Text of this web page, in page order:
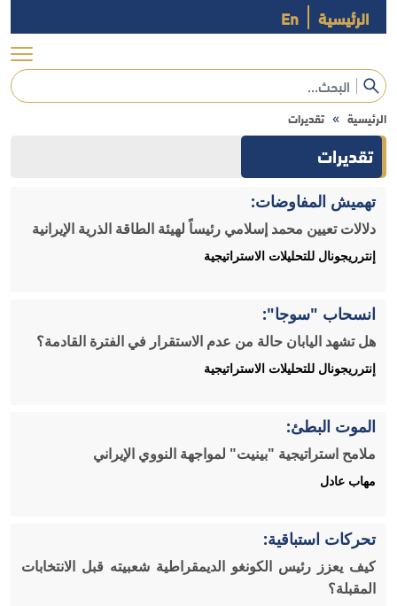
الرئيسية En
الرئيسية » تقديرات
تقديرات
تهميش المفاوضات:
دلالات تعيين محمد إسلامي رئيساً لهيئة الطاقة الذرية الإيرانية
إنترريجونال للتحليلات الاستراتيجية
انسحاب "سوجا":
هل تشهد اليابان حالة من عدم الاستقرار في الفترة القادمة؟
إنترريجونال للتحليلات الاستراتيجية
الموت البطئ:
ملامح استراتيجية "بينيت" لمواجهة النووي الإيراني
مهاب عادل
تحركات استباقية:
كيف يعزز رئيس الكونغو الديمقراطية شعبيته قبل الانتخابات
المقبلة؟